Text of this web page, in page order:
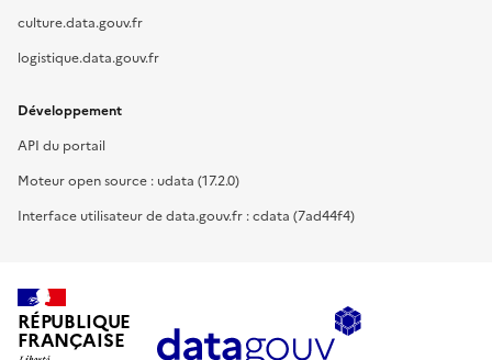
culture.data.gouv.fr
logistique.data.gouv.fr
Développement
API du portail
Moteur open source : udata (17.2.0)
Interface utilisateur de data.gouv.fr : cdata (7ad44f4)
RÉPUBLIQUE
FRANÇAISE